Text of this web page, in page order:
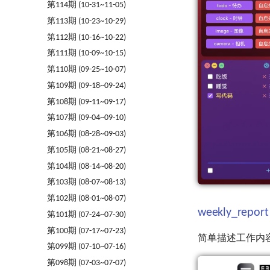
第114期 (10-31~11-05)
第113期 (10-23~10-29)
第112期 (10-16~10-22)
第111期 (10-09~10-15)
第110期 (09-25~10-07)
第109期 (09-18~09-24)
第108期 (09-11~09-17)
第107期 (09-04~09-10)
第106期 (08-28~09-03)
第105期 (08-21~08-27)
第104期 (08-14~08-20)
第103期 (08-07~08-13)
第102期 (08-01~08-07)
第101期 (07-24~07-30)
第100期 (07-17~07-23)
第099期 (07-10~07-16)
第098期 (07-03~07-07)
weekly_report
简单描述工作内